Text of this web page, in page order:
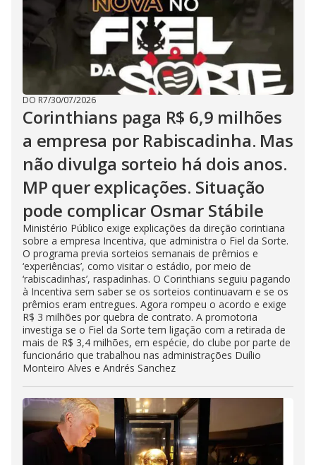
DO R7/30/07/2026
Corinthians paga R$ 6,9 milhões
a empresa por Rabiscadinha. Mas
não divulga sorteio há dois anos.
MP quer explicações. Situação
pode complicar Osmar Stábile
Ministério Público exige explicações da direção corintiana
sobre a empresa Incentiva, que administra o Fiel da Sorte.
O programa previa sorteios semanais de prêmios e
‘experiências’, como visitar o estádio, por meio de
‘rabiscadinhas’, raspadinhas. O Corinthians seguiu pagando
à Incentiva sem saber se os sorteios continuavam e se os
prêmios eram entregues. Agora rompeu o acordo e exige
R$ 3 milhões por quebra de contrato. A promotoria
investiga se o Fiel da Sorte tem ligação com a retirada de
mais de R$ 3,4 milhões, em espécie, do clube por parte de
funcionário que trabalhou nas administrações Duílio
Monteiro Alves e Andrés Sanchez